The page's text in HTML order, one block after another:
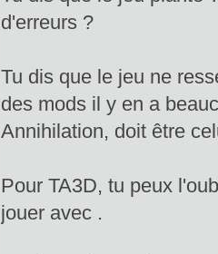
d'erreurs ?
Tu dis que le jeu ne
des mods il y en a
Annihilation, doit être
Pour TA3D, tu peux
jouer avec .